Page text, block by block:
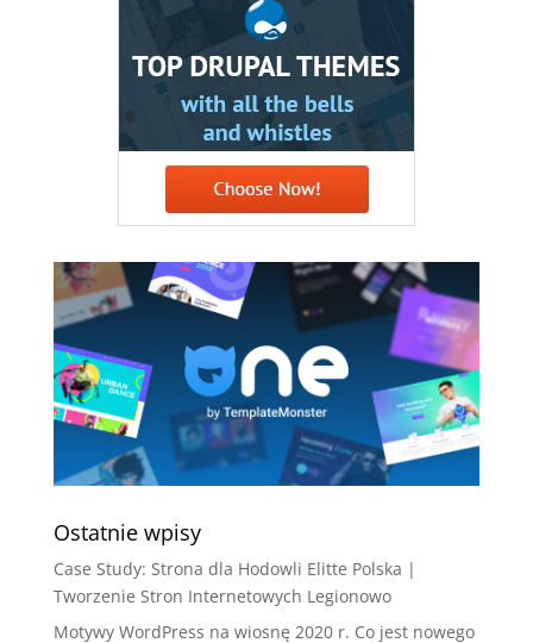
Ostatnie wpisy
Case Study: Strona dla Hodowli Elitte Polska |
Tworzenie Stron Internetowych Legionowo
Motywy WordPress na wiosnę 2020 r. Co jest nowego